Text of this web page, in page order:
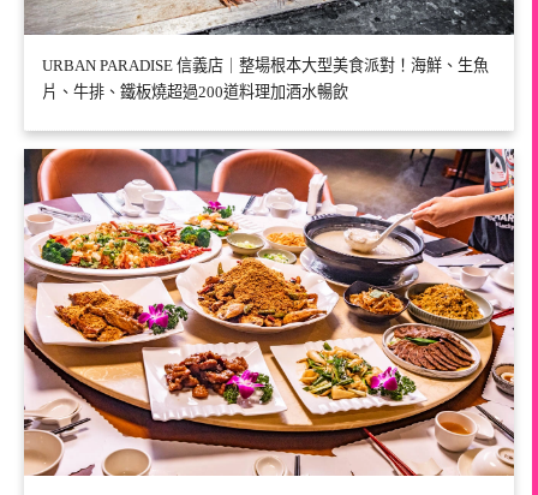
URBAN PARADISE 信義店｜整場根本大型美食派對！海鮮、生魚
片、牛排、鐵板燒超過200道料理加酒水暢飲